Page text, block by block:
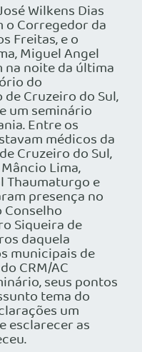
Wilkens Dias
o Corregedor da
Freitas, e o
Miguel Angel
noite da última
do
Cruzeiro do Sul,
um seminário
Entre os
médicos da
Cruzeiro do Sul,
Lima,
Thaumaturgo e
presença no
Siqueira de
daquela
municipais de
CRM/AC
seus pontos
tema do
um
esclarecer as